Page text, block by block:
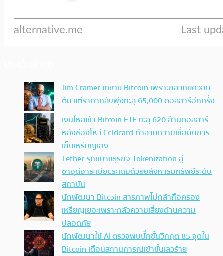
Jim Cramer เทขาย Bitcoin เพราะกลัวภัยควอน
ตัม แต่ราคากลับพุ่งทะลุ 65,000 ดอลลาร์อีกครั้ง
เงินไหลเข้า Bitcoin ETF ทะลุ 620 ล้านดอลลาร์
หลังช่องโหว่ Coldcard ทำลายความเชื่อมั่นการ
เก็บเหรียญเอง
Tether รุกขยายธุรกิจ Tokenization สู่
ซาอุดีอาระเบียประเดิมด้วยอสังหาริมทรัพย์ระดับ
สถาบัน
นักพัฒนา Bitcoin สารภาพไม่กล้าถือครอง
เหรียญเยอะเพราะกลัวความเสี่ยงด้านความ
ปลอดภัย
นักพัฒนาใช้ AI ตรวจพบบั๊กขั้นวิกฤต 85 จุดใน
Bitcoin เตือนสถานการณ์เข้าขั้นเลวร้าย